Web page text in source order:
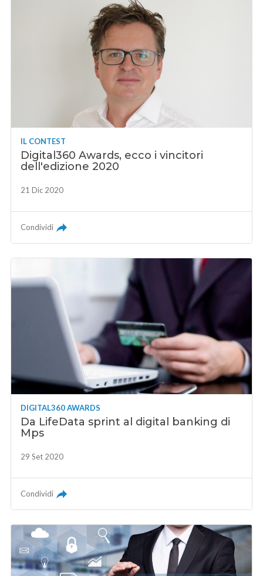
IL CONTEST
Digital360 Awards, ecco i vincitori
dell'edizione 2020
21 Dic 2020
Condividi
DIGITAL360 AWARDS
Da LifeData sprint al digital banking di
Mps
29 Set 2020
Condividi